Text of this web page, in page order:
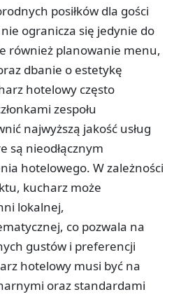
posiłków dla gości
ogranicza się jedynie do
również planowanie menu,
dbanie o estetykę
hotelowy często
zespołu
najwyższą jakość usług
są nieodłącznym
hotelowego. W zależności
kucharz może
lokalnej,
co pozwala na
gustów i preferencji
hotelowy musi być na
oraz standardami